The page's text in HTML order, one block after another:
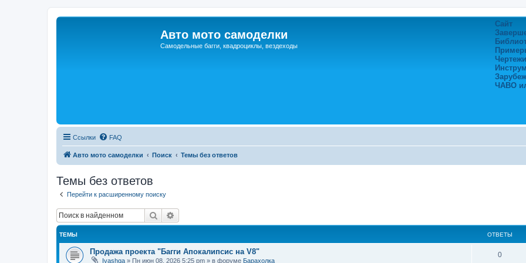
Авто мото самоделки
Самодельные багги, квадроциклы, вездеходы
Сайт
ЧАВО
Ссылки FAQ
Авто мото самоделки Поиск Темы без ответов
Темы без ответов
Перейти к расширенному поиску
Поиск
ТЕМЫ ОТВЕТЫ
Продажа проекта "Багги Апокалипсис на V8"
Ivashqa » Пн июн 08, 2026 5:25 pm » в форуме Барахолка
0